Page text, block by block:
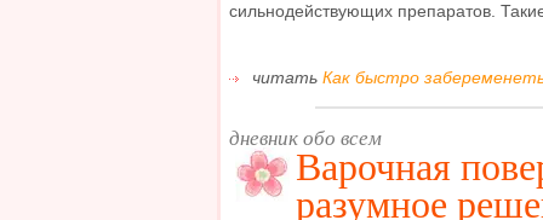
сильнодействующих препаратов.
читать Как быстро
дневник обо всем
Варочная
разумное